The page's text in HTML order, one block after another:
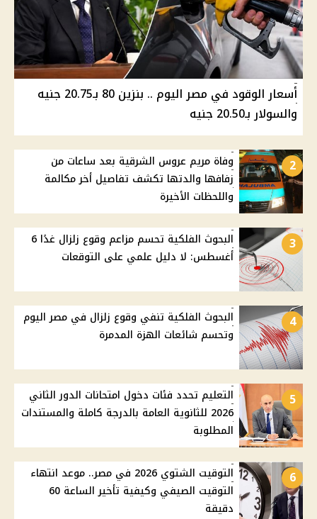
أسعار الوقود في مصر اليوم .. بنزين 80 بـ20.75 جنيه
والسولار بـ20.50 جنيه
2
وفاة مريم عروس الشرقية بعد ساعات من
زفافها والدتها تكشف تفاصيل أخر مكالمة
واللحظات الأخيرة
3
البحوث الفلكية تحسم مزاعم وقوع زلزال غدًا 6
أغسطس: لا دليل علمي على التوقعات
4
البحوث الفلكية تنفي وقوع زلزال في مصر اليوم
وتحسم شائعات الهزة المدمرة
5
التعليم تحدد فئات دخول امتحانات الدور الثاني
2026 للثانوية العامة بالدرجة كاملة والمستندات
المطلوبة
6
التوقيت الشتوي 2026 في مصر.. موعد انتهاء
التوقيت الصيفي وكيفية تأخير الساعة 60
دقيقة